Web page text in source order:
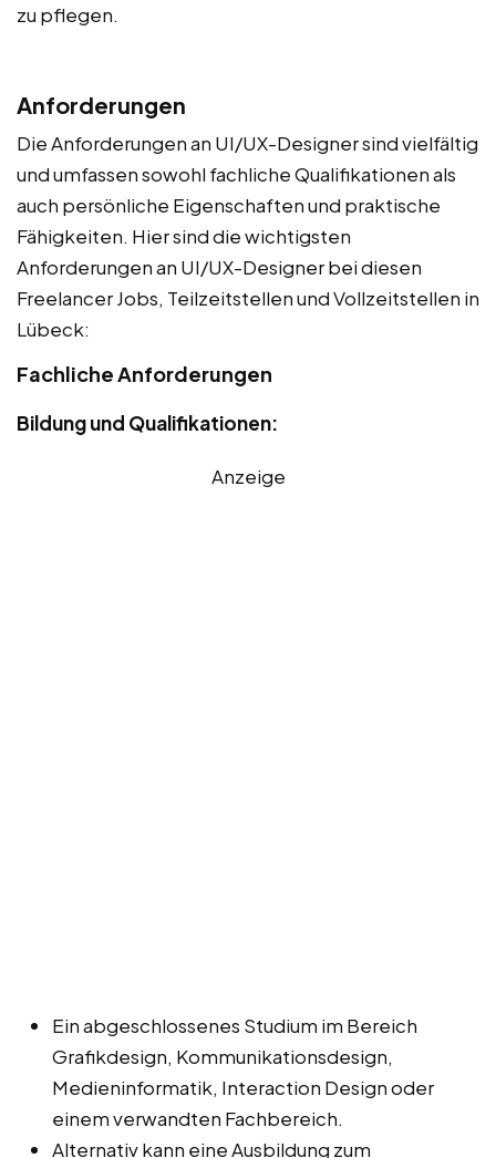
zu pflegen.
Anforderungen
Die Anforderungen an UI/UX-Designer sind vielfältig
und umfassen sowohl fachliche Qualifikationen als
auch persönliche Eigenschaften und praktische
Fähigkeiten. Hier sind die wichtigsten
Anforderungen an UI/UX-Designer bei diesen
Freelancer Jobs, Teilzeitstellen und Vollzeitstellen in
Lübeck:
Fachliche Anforderungen
Bildung und Qualifikationen:
Anzeige
Ein abgeschlossenes Studium im Bereich
Grafikdesign, Kommunikationsdesign,
Medieninformatik, Interaction Design oder
einem verwandten Fachbereich.
Alternativ kann eine Ausbildung zum